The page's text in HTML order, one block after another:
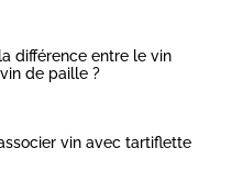
différence entre le vin
de paille ?
vin avec tartiflette